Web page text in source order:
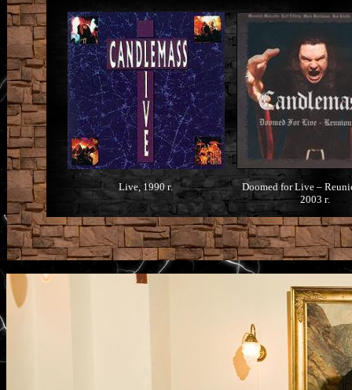
Live, 1990 г.
Doomed for Live –
2003 г.